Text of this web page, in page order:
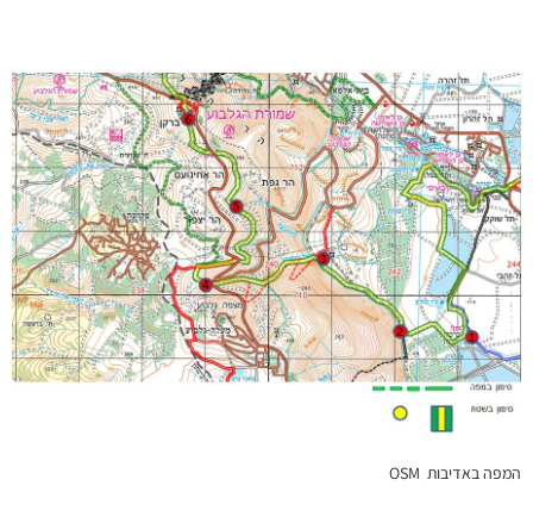
המפה באדיבות OSM